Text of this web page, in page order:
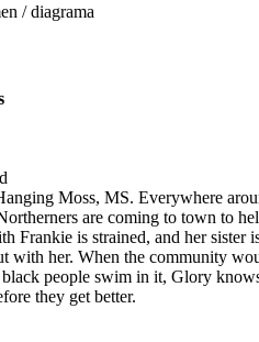
/ diagrama
Moss, MS. Everywhere
are coming to town to
Frankie is strained, and her sister
with her. When the community
black people swim in it, Glory
they get better.